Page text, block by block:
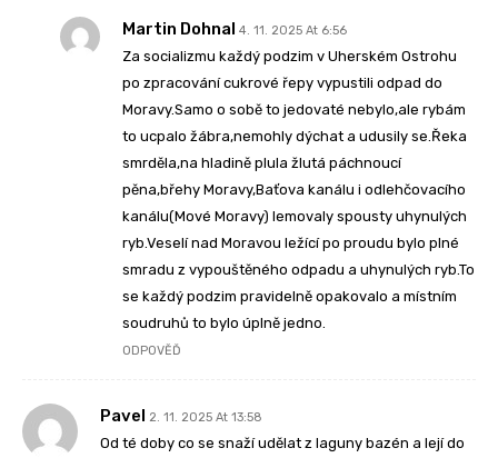
Martin Dohnal 4. 11. 2025 At 6:56
Za socializmu každý podzim v Uherském Ostrohu
po zpracování cukrové řepy vypustili odpad do
Moravy.Samo o sobě to jedovaté nebylo,ale rybám
to ucpalo žábra,nemohly dýchat a udusily se.Řeka
smrděla,na hladině plula žlutá páchnoucí
pěna,břehy Moravy,Baťova kanálu i odlehčovacího
kanálu(Mové Moravy) lemovaly spousty uhynulých
ryb.Veselí nad Moravou ležící po proudu bylo plné
smradu z vypouštěného odpadu a uhynulých ryb.To
se každý podzim pravidelně opakovalo a místním
soudruhů to bylo úplně jedno.
ODPOVĚĎ
Pavel 2. 11. 2025 At 13:58
Od té doby co se snaží udělat z laguny bazén a lejí do